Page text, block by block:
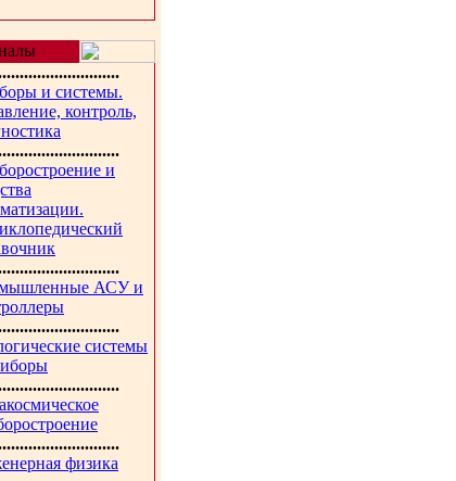
и системы.
контроль,
и
АСУ и
системы
физика